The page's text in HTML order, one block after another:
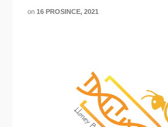
on 16 PROSINCE, 2021